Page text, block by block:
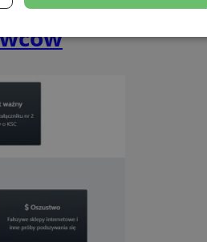
Niesklasyfikowane
takich jak logowanie użytkownika i